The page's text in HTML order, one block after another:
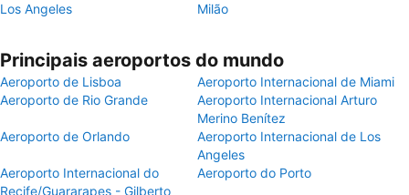
Los Angeles
Milão
Principais aeroportos do mundo
Aeroporto de Lisboa
Aeroporto Internacional de Miami
Aeroporto de Rio Grande
Aeroporto Internacional Arturo
Merino Benítez
Aeroporto de Orlando
Aeroporto Internacional de Los
Angeles
Aeroporto Internacional do
Recife/Guararapes - Gilberto
Aeroporto do Porto